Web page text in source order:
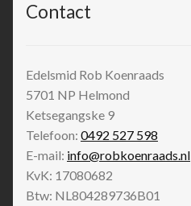
Contact
Edelsmid Rob Koenraads
5701 NP Helmond
Ketsegangske 9
Telefoon: 0492 527 598
E-mail: info@robkoenraads.nl
KvK: 17080682
Btw: NL804289736B01